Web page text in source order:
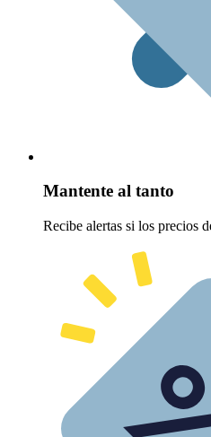
Mantente al tanto
Recibe alertas si los precios